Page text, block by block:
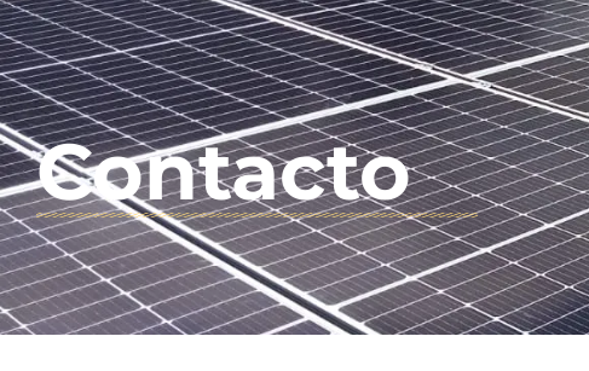
Contacto